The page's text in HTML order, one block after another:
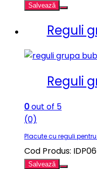
Salvează
Reguli
Reguli
0out of 5
(0)
Placute cu reguli
Cod Produs:
Salvează